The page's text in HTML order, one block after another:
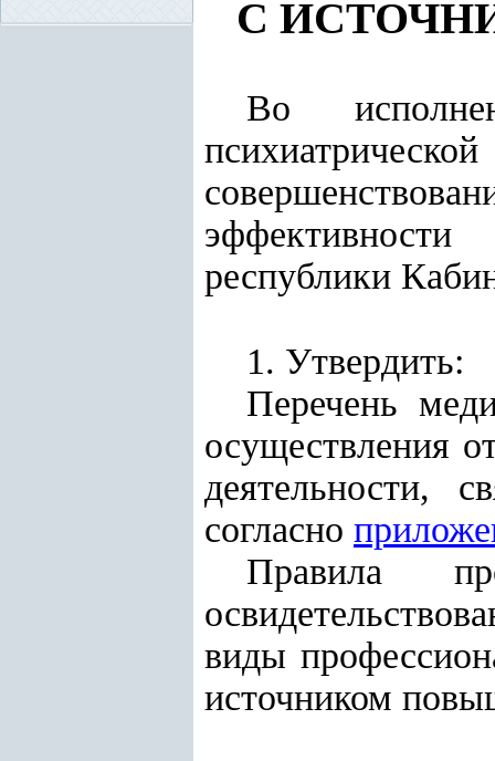
С
Во
республики
1. Утвердить:
Перечень
осуществления
деятельности,
согласно
Правила
виды
источником